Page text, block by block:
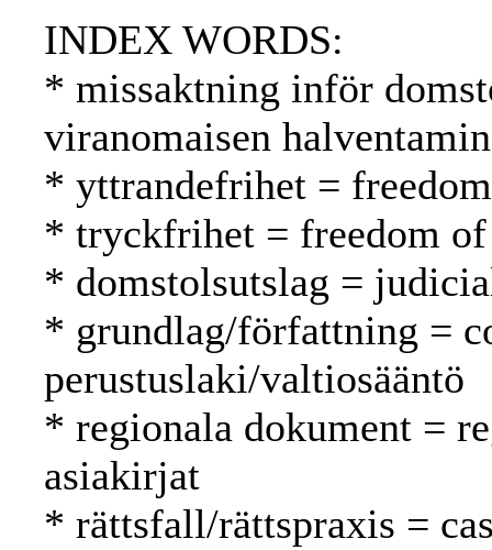
INDEX WORDS:
* missaktning inför
viranomaisen
* yttrandefrihet =
* tryckfrihet = freedom of
* domstolsutslag =
* grundlag/författning =
perustuslaki/valtiosääntö
* regionala dokument =
asiakirjat
* rättsfall/rättspraxis =